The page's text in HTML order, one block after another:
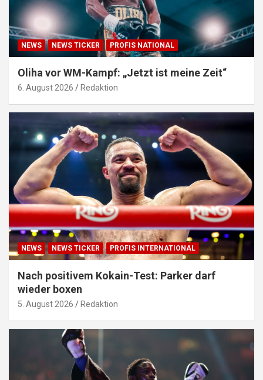
NEWS NEWS TICKER PROFIS NATIONAL
Oliha vor WM-Kampf: „Jetzt ist meine Zeit“
6. August 2026 Redaktion
NEWS NEWS TICKER PROFIS INTERNATIONAL
Nach positivem Kokain-Test: Parker darf
wieder boxen
5. August 2026 Redaktion